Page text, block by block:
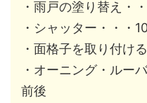
・雨戸の塗り替え・
・シャッター・・・
・面格子を取り付け
・オーニング・ルー
前後